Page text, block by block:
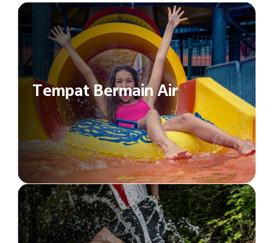
Tempat Bermain Air